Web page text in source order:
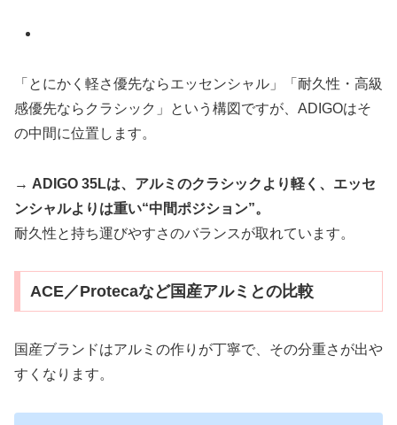
「とにかく軽さ優先ならエッセンシャル」「耐久性・高級
感優先ならクラシック」という構図ですが、ADIGOはそ
の中間に位置します。
→ ADIGO 35Lは、アルミのクラシックより軽く、エッセ
ンシャルよりは重い“中間ポジション”。
耐久性と持ち運びやすさのバランスが取れています。
ACE／Protecaなど国産アルミとの比較
国産ブランドはアルミの作りが丁寧で、その分重さが出や
すくなります。